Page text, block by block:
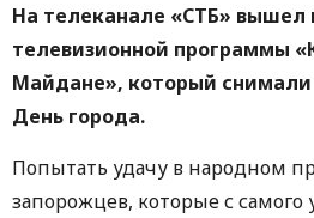
На телеканале «СТБ» вышел
телевизионной программы
Майдане», который снимали
День города.
Попытать удачу в народном
запорожцев, которые с самого